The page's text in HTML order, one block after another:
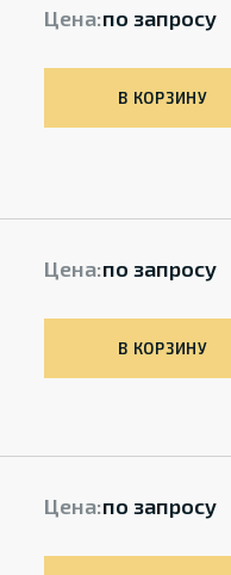
Цена:по запросу
В КОРЗИНУ
Цена:по запросу
В КОРЗИНУ
Цена:по запросу